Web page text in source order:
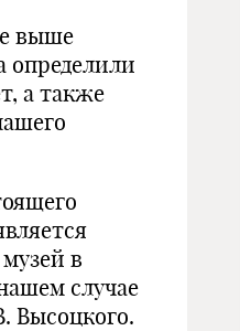
выше
определили
а также
в
случае
Высоцкого.